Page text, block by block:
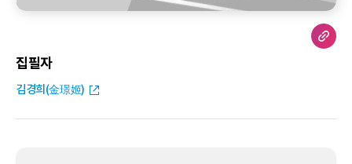
집필자
김경희(金璟姬)